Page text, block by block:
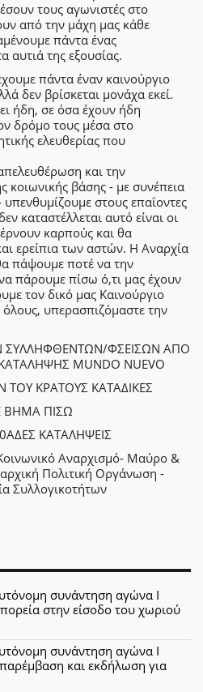
τους αγωνιστές στο
από την μάχη μας κάθε
πάντα ένας
αυτιά της εξουσίας.
πάντα έναν καινούργιο
δεν βρίσκεται μονάχα εκεί.
ήδη, σε όσα έχουν ήδη
δρόμο τους μέσα στο
ελευθερίας που
και την
κοιωνικής βάσης - με συνέπεια
στους επαΐοντες
καταστέλλεται αυτό είναι οι
καρπούς και θα
ερείπια των αστών. Η Αναρχία
πάψουμε ποτέ να την
πάρουμε πίσω ό,τι μας έχουν
τον δικό μας Καινούργιο
υπερασπιζόμαστε την
ΣΥΛΛΗΦΘΕΝΤΩΝ/ΦΣΕΙΣΩΝ ΑΠΟ
MUNDO NUEVO
ΤΟΥ ΚΡΑΤΟΥΣ ΚΑΤΑΔΙΚΕΣ
ΒΗΜΑ ΠΙΣΩ
ΚΑΤΑΛΗΨΕΙΣ
Αναρχισμό- Μαύρο &
Πολιτική Οργάνωση -
Συλλογικοτήτων
συνάντηση αγώνα Ι
στην είσοδο του χωριού
συνάντηση αγώνα Ι
και εκδήλωση για